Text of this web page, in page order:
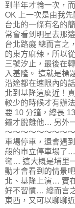
到半年才輪一次，
OK 上一次是由我
台北的一條有名的
常會看到明星去那
台北路癡 總而言之
的東方麻辣，所以
三號汐止，最後在
入基隆。 這就是標
沿途都在速限內的
北到基隆這麼近！
較少的時候才有辦
要 10 分鐘，總長
鐘才脫離他… 另外
～～～～～～～～
車場停車，還會遇
般的市立停車場了
彎… 這大概是埔里
動才會看到的情景
北、基隆上演… 實
好不習慣… 總而言
東西，又可以聊聊